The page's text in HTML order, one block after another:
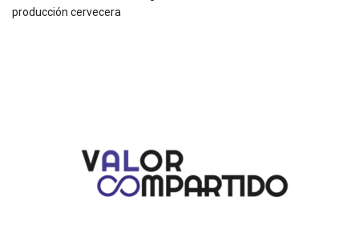
producción cervecera